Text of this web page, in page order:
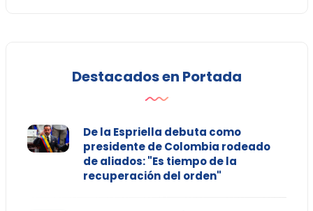
Destacados en Portada
De la Espriella debuta como
presidente de Colombia rodeado
de aliados: "Es tiempo de la
recuperación del orden"